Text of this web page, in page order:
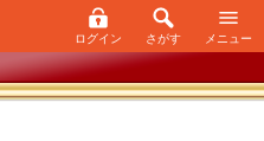
ログイン さがす メニュー